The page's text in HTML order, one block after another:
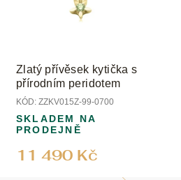
Zlatý přívěsek kytička s
přírodním peridotem
KÓD: ZZKV015Z-99-0700
11 490 Kč
SKLADEM NA
PRODEJNĚ